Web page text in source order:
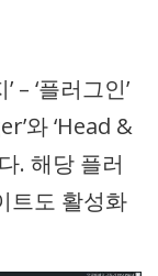
– ‘플러그인’
와 ‘Head &
. 해당 플러
트도 활성화